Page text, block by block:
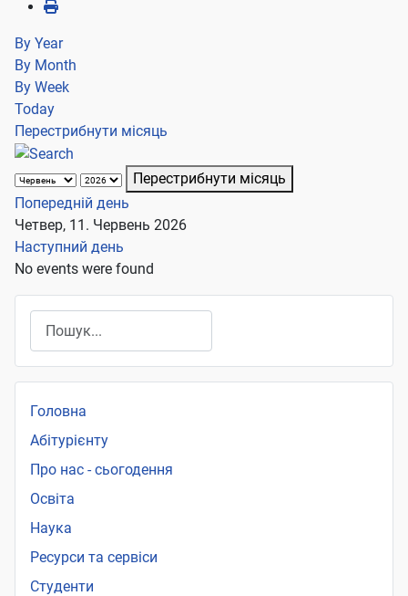
By Year
By Month
By Week
Today
Перестрибнути місяць
Перестрибнути місяць
Попередній день
Четвер, 11. Червень 2026
Наступний день
No events were found
Головна
Абітурієнту
Про нас - сьогодення
Освіта
Наука
Ресурси та сервіси
Студенти